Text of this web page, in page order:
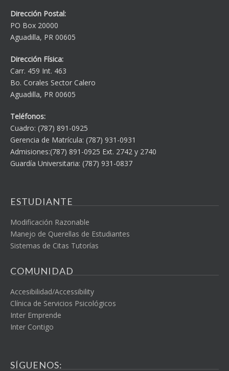
Dirección Postal:
PO Box 20000
Aguadilla, PR 00605
Dirección Física:
Carr. 459 Int. 463
Bo. Corales Sector Calero
Aguadilla, PR 00605
Teléfonos:
Cuadro: (787) 891-0925
Gerencia de Matrícula: (787) 931-0931
Admisiones:(787) 891-0925 Ext. 2742 y 2740
Guardía Universitaria: (787) 931-0837
ESTUDIANTE
Modificación Razonable
Manejo de Querellas de Estudiantes
Sistemas de Citas Tutorías
COMUNIDAD
Accesibilidad/Accessibility
Clínica de Servicios Psicológicos
Inter Emprende
Inter Contigo
SÍGUENOS: